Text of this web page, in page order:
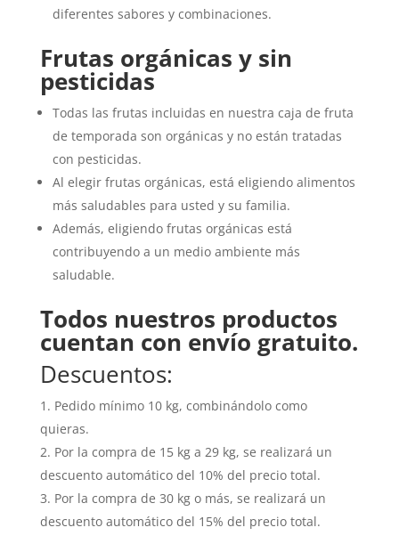
diferentes sabores y combinaciones.
Frutas orgánicas y sin
pesticidas
Todas las frutas incluidas en nuestra caja de fruta
de temporada son orgánicas y no están tratadas
con pesticidas.
Al elegir frutas orgánicas, está eligiendo alimentos
más saludables para usted y su familia.
Además, eligiendo frutas orgánicas está
contribuyendo a un medio ambiente más
saludable.
Todos nuestros productos
cuentan con envío gratuito.
Descuentos:
Pedido mínimo 10 kg, combinándolo como
quieras.
Por la compra de 15 kg a 29 kg, se realizará un
descuento automático del 10% del precio total.
Por la compra de 30 kg o más, se realizará un
descuento automático del 15% del precio total.